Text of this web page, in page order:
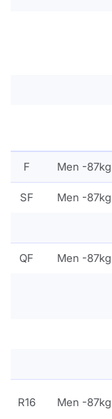
F Men -87kg
SF Men -87kg
QF Men -87kg
R16 Men -87kg